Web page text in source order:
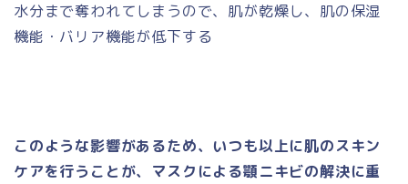
水分まで奪われてしまうので、肌が乾燥し、肌の保湿
機能・バリア機能が低下する
このような影響があるため、いつも以上に肌のスキン
ケアを行うことが、マスクによる顎ニキビの解決に重